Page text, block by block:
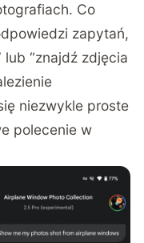
Co
zapytań,
lub “znajdź zdjęcia
niezwykle proste
polecenie w